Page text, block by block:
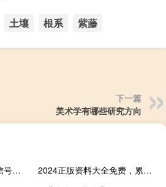
土壤 根系 紫藤
下一篇
美术学有哪些研究方向
中国电信iPhone不显示信号不能打电话（中国电信iphone5s）
2024正版资料大全免费，累赘精选答案落实_SQC334.12